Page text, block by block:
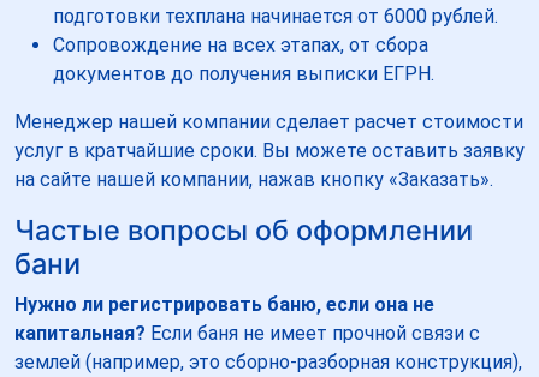
подготовки техплана начинается от 6000 рублей.
Сопровождение на всех этапах, от сбора
документов до получения выписки ЕГРН.
Менеджер нашей компании сделает расчет стоимости
услуг в кратчайшие сроки. Вы можете оставить заявку
на сайте нашей компании, нажав кнопку «Заказать».
Частые вопросы об оформлении
бани
Нужно ли регистрировать баню, если она не
капитальная? Если баня не имеет прочной связи с
землей (например, это сборно-разборная конструкция),